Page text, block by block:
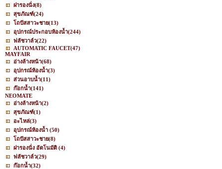
ฝารองนั่ง(8)
สุขภัณฑ์(24)
โถปัสสาวะชาย(13)
อุปกรณ์ประกอบห้องน้ำ(244)
ฟลัชวาล์ว(22)
AUTOMATIC FAUCET(47)
MAYFAIR
อ่างล้างหน้า(68)
อุปกรณ์ห้องน้ำ(3)
ส่วนอาบน้ำ(11)
ก๊อกน้ำ(141)
NEOMATE
อ่างล้างหน้า(2)
สุขภัณฑ์(1)
อะไหล่(3)
อุปกรณ์ห้องน้ำ (50)
โถปัสสาวะชาย(8)
ฝารองนั่ง อัตโนมัติ (4)
ฟลัชวาล์ว(29)
ก๊อกน้ำ(32)